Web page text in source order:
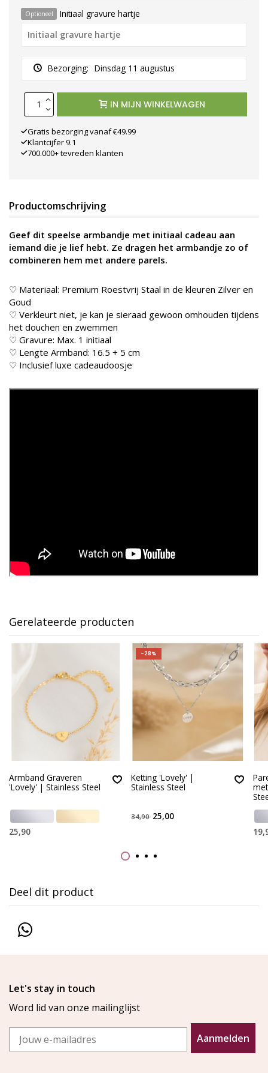
Optioneel Initiaal gravure hartje
Bezorging: Dinsdag 11 augustus
IN MIJN WINKELWAGEN
Gratis bezorging vanaf €49.99
Klantcijfer 9.1
700.000+ tevreden klanten
Productomschrijving
Geef dit speelse armbandje met initiaal cadeau aan
iemand die je lief hebt. Ze dragen het armbandje zo of
combineren hem met andere parels.
♡ Materiaal: Premium Roestvrij Staal in de kleuren Zilver en
Goud
♡ Verkleurt niet, je kan je sieraad gewoon omhouden tijdens
het douchen en zwemmen
♡ Gravure: Max. 1 initiaal
♡ Lengte Armband: 16.5 + 5 cm
♡ Inclusief luxe cadeaudoosje
Gerelateerde producten
Armband Graveren
'Lovely' | Stainless Steel
25,90
-28%
Ketting 'Lovely' |
Stainless Steel
34,90 25,00
Deel dit product
Let's stay in touch
Word lid van onze mailinglijst
Email
Aanmelden